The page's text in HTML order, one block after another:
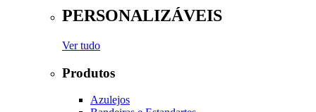
PERSONALIZÁVEIS
Ver tudo
Produtos
Azulejos